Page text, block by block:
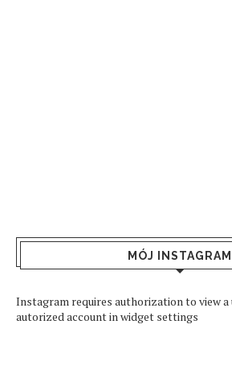
MÓJ INSTAGRAM
Instagram requires authorization to view a
autorized account in widget settings